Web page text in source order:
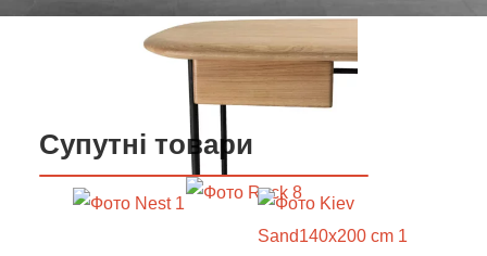
Супутні товари